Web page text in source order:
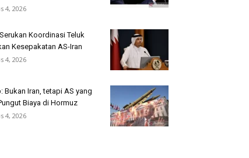
4, 2026
Koordinasi Teluk
Kesepakatan AS-Iran
4, 2026
Bukan Iran, tetapi AS yang
Biaya di Hormuz
4, 2026